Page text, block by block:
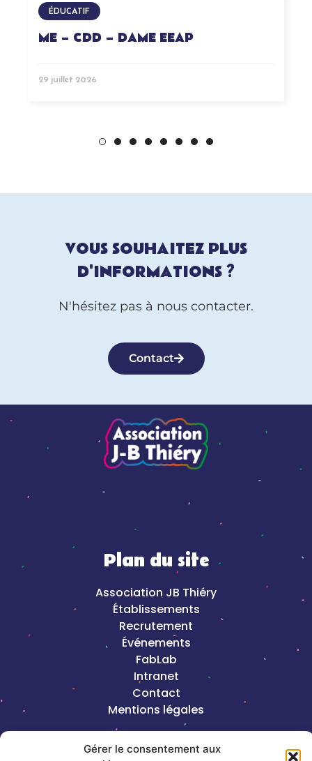
Gérer le consentement aux
ÉDUCATIF
ME – CDD – DAME EEAP
29 juillet 2026
VOUS SOUHAITEZ PLUS
D'INFORMATIONS ?
N'hésitez pas à nous contacter.
Contact
Plan du site
Association JB Thiéry
Établissements
Recrutement
Événements
FabLab
Intranet
Contact
Mentions légales
2023©Copyright J-B Thiéry |Création de